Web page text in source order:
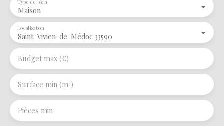
Maison
Saint-Vivien-de-Médoc 33590
Localisation
Budget max (€)
Surface min (m²)
Pièces min